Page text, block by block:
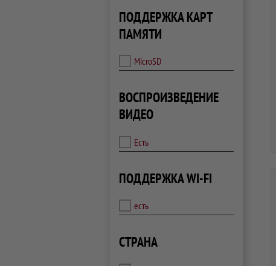
ПОДДЕРЖКА КАРТ
ПАМЯТИ
MicroSD
ВОСПРОИЗВЕДЕНИЕ
ВИДЕО
Есть
ПОДДЕРЖКА WI-FI
есть
СТРАНА